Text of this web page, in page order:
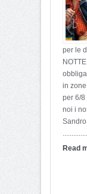
per le
in
per 6/8
noi i
Read